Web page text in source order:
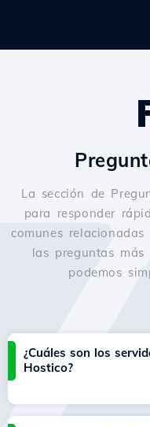
La sección de
para responder
comunes
las preguntas más
podemos
¿Cuáles son los
Hostico?